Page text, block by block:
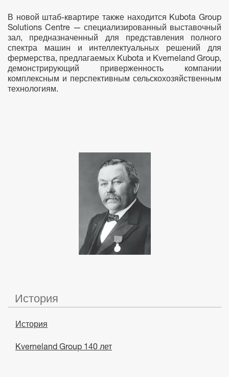
В новой штаб-квартире также находится Kubota Group
Solutions Centre — специализированный выставочный
зал, предназначенный для представления полного
спектра машин и интеллектуальных решений для
фермерства, предлагаемых Kubota и Kverneland Group,
демонстрирующий приверженность компании
комплексным и перспективным сельскохозяйственным
технологиям.
История
История
Kverneland Group 140 лет